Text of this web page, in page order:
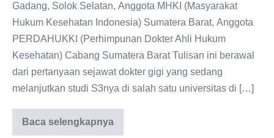
Gadang, Solok Selatan, Anggota MHKI (Masyarakat
Hukum Kesehatan Indonesia) Sumatera Barat, Anggota
PERDAHUKKI (Perhimpunan Dokter Ahli Hukum
Kesehatan) Cabang Sumatera Barat Tulisan ini berawal
dari pertanyaan sejawat dokter gigi yang sedang
melanjutkan studi S3nya di salah satu universitas di […]
Baca selengkapnya
Pertanggungjawaban
Hukum